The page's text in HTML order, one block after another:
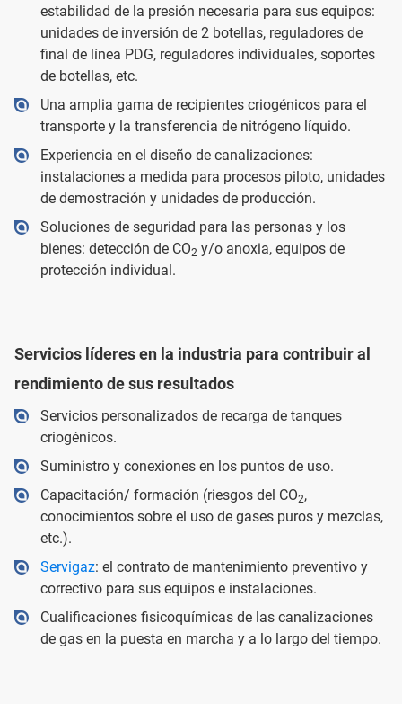
estabilidad de la presión necesaria para sus equipos:
unidades de inversión de 2 botellas, reguladores de
final de línea PDG, reguladores individuales, soportes
de botellas, etc.
Una amplia gama de recipientes criogénicos para el
transporte y la transferencia de nitrógeno líquido.
Experiencia en el diseño de canalizaciones:
instalaciones a medida para procesos piloto, unidades
de demostración y unidades de producción.
Soluciones de seguridad para las personas y los
bienes: detección de CO2 y/o anoxia, equipos de
protección individual.
Servicios líderes en la industria para contribuir al
rendimiento de sus resultados
Servicios personalizados de recarga de tanques
criogénicos.
Suministro y conexiones en los puntos de uso.
Capacitación/ formación (riesgos del CO2,
conocimientos sobre el uso de gases puros y mezclas,
etc.).
Servigaz: el contrato de mantenimiento preventivo y
correctivo para sus equipos e instalaciones.
Cualificaciones fisicoquímicas de las canalizaciones
de gas en la puesta en marcha y a lo largo del tiempo.